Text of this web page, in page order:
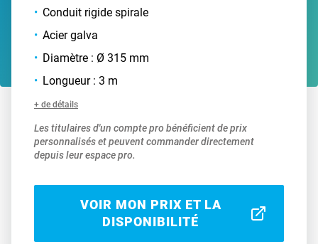
Conduit rigide spirale
Acier galva
Diamètre : Ø 315 mm
Longueur : 3 m
+ de détails
Les titulaires d'un compte pro bénéficient de prix
personnalisés et peuvent commander directement
depuis leur espace pro.
VOIR MON PRIX ET LA
DISPONIBILITÉ